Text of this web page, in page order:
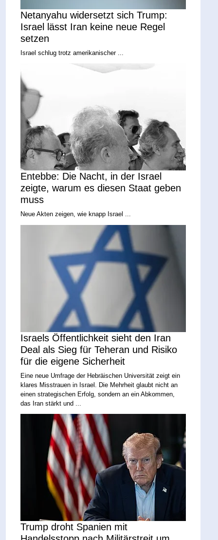
Netanyahu widersetzt sich Trump:
Israel lässt Iran keine neue Regel
setzen
Israel schlug trotz amerikanischer ...
Entebbe: Die Nacht, in der Israel
zeigte, warum es diesen Staat geben
muss
Neue Akten zeigen, wie knapp Israel ...
Israels Öffentlichkeit sieht den Iran
Deal als Sieg für Teheran und Risiko
für die eigene Sicherheit
Eine neue Umfrage der Hebräischen Universität zeigt ein
klares Misstrauen in Israel. Die Mehrheit glaubt nicht an
einen strategischen Erfolg, sondern an ein Abkommen,
das Iran stärkt und ...
Trump droht Spanien mit